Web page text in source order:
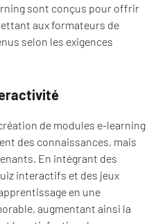
sont conçus pour offrir
aux formateurs de
selon les exigences
de modules e-learning
des connaissances, mais
En intégrant des
interactifs et des jeux
en une
augmentant ainsi la